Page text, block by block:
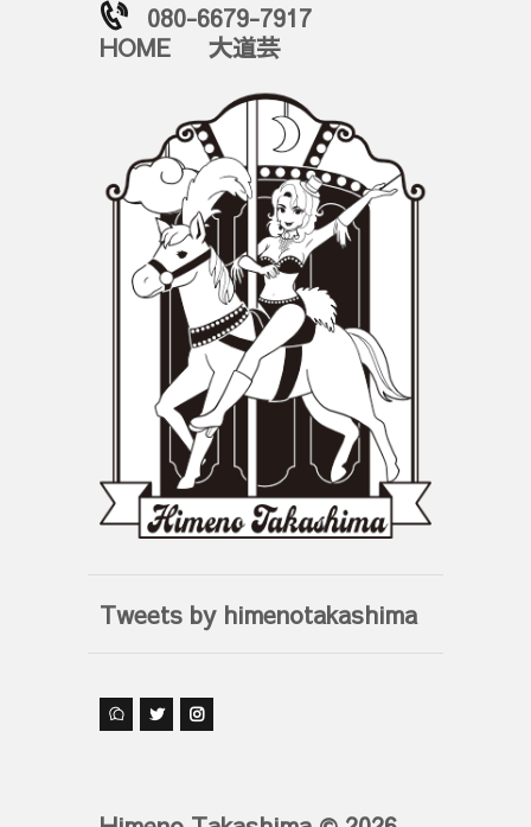
080-6679-7917
HOME
大道芸
Tweets by himenotakashima